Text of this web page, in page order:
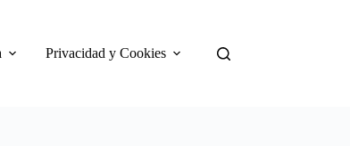
Privacidad y Cookies